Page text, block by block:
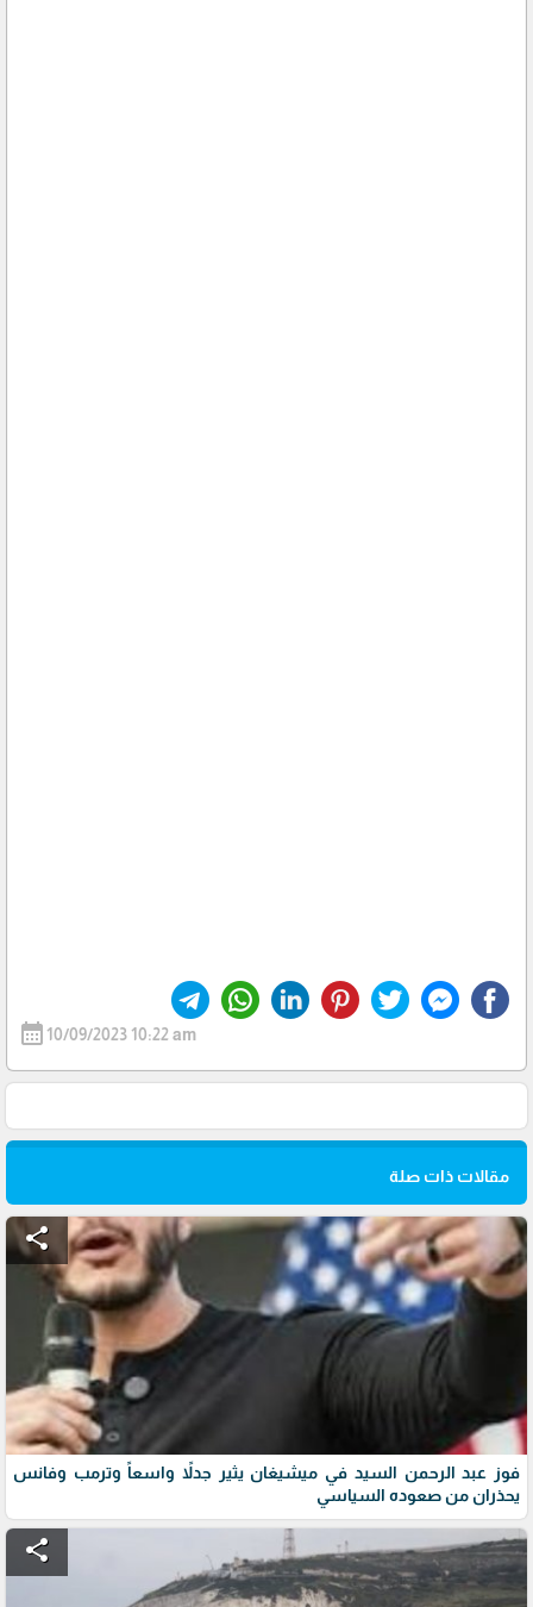
calendar_month 10/09/2023 10:22 am
مقالات ذات صلة
share
فوز عبد الرحمن السيد في ميشيغان يثير جدلاً واسعاً وترمب وفانس
يحذران من صعوده السياسي
share